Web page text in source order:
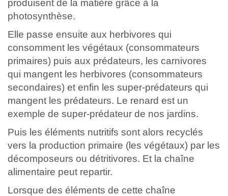
produisent de la matière grâce à la
photosynthèse.
Elle passe ensuite aux herbivores qui
consomment les végétaux (consommateurs
primaires) puis aux prédateurs, les carnivores
qui mangent les herbivores (consommateurs
secondaires) et enfin les super-prédateurs qui
mangent les prédateurs. Le renard est un
exemple de super-prédateur de nos jardins.
Puis les éléments nutritifs sont alors recyclés
vers la production primaire (les végétaux) par les
décomposeurs ou détritivores. Et la chaîne
alimentaire peut repartir.
Lorsque des éléments de cette chaîne